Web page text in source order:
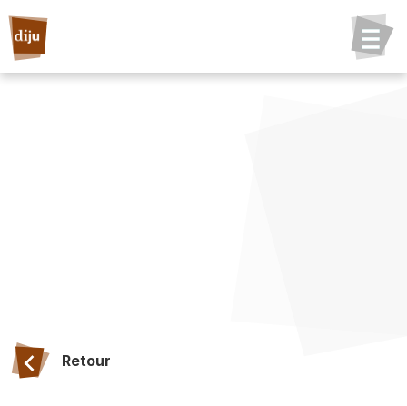
Retour